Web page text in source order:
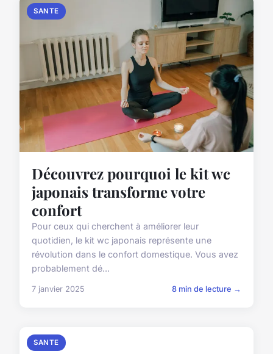
SANTE
Découvrez pourquoi le kit wc
japonais transforme votre
confort
Pour ceux qui cherchent à améliorer leur
quotidien, le kit wc japonais représente une
révolution dans le confort domestique. Vous avez
probablement dé...
7 janvier 2025 8 min de lecture →
SANTE